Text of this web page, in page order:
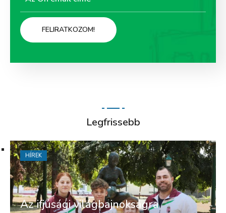
Legfrissebb
Az ifjúsági világbajnokságra
HÍREK